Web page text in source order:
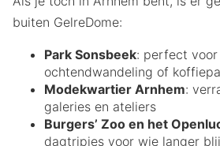
buiten GelreDome:
Park Sonsbeek: perfect voor
ochtendwandeling of
Modekwartier Arnhem:
galeries en ateliers
Burgers’ Zoo en het
dagtripjes voor wie langer